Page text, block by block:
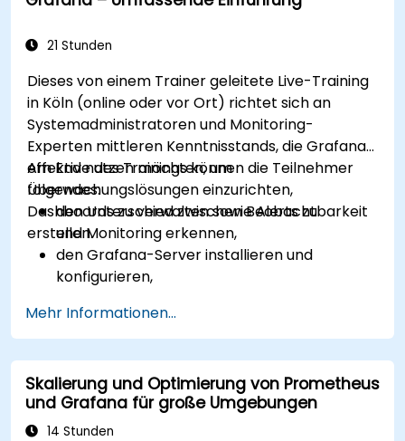
und Datenveränderungen anpassen
21 Stunden
Dieses von einem Trainer geleitete Live-Training
in Köln (online oder vor Ort) richtet sich an
Systemadministratoren und Monitoring-
Experten mittleren Kenntnisstands, die Grafana
effektiv nutzen möchten, um
Überwachungslösungen einzurichten,
Dashboards zu verwalten sowie Alerts zu
erstellen.
Am Ende des Trainings können die Teilnehmer
folgendes:
den Unterschied zwischen Beobachtbarkeit
und Monitoring erkennen,
den Grafana-Server installieren und
konfigurieren,
ElasticSearch mit Grafana verknüpfen,
Dashboards sowie Diagramme erstellen,
gestalten und anpassen,
mittels Variablen und Abfragen dynamische
Dashboards generieren,
Benachrichtigungen und Alerts in Grafana
Mehr Informationen...
Skalierung und Optimierung von Prometheus
und Grafana für große Umgebungen
14 Stunden